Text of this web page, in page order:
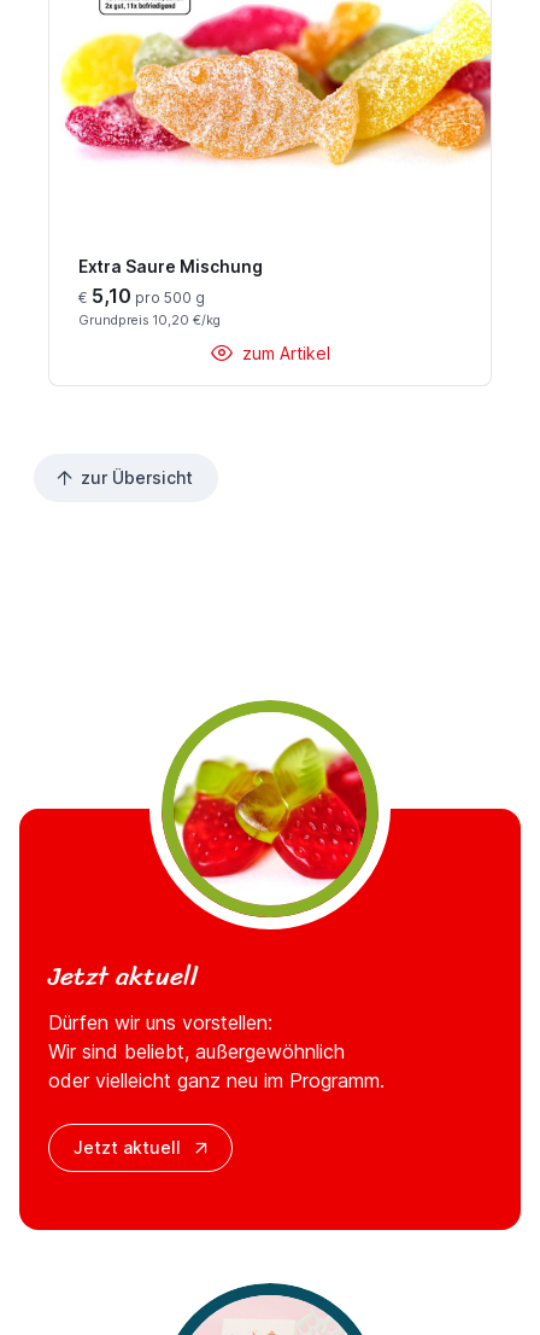
Extra Saure Mischung
€ 5,10 pro 500 g
Grundpreis 10,20 €/kg
zum Artikel
zur Übersicht
Jetzt aktuell
Dürfen wir uns vorstellen:
Wir sind beliebt, außergewöhnlich
oder vielleicht ganz neu im Programm.
Jetzt aktuell